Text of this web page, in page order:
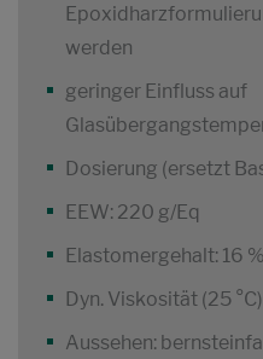
werden
geringer Einfluss auf
Dosierung (ersetzt
EEW: 220 g/Eq
Elastomergehalt: 16 %
Dyn. Viskosität (25
Aussehen: